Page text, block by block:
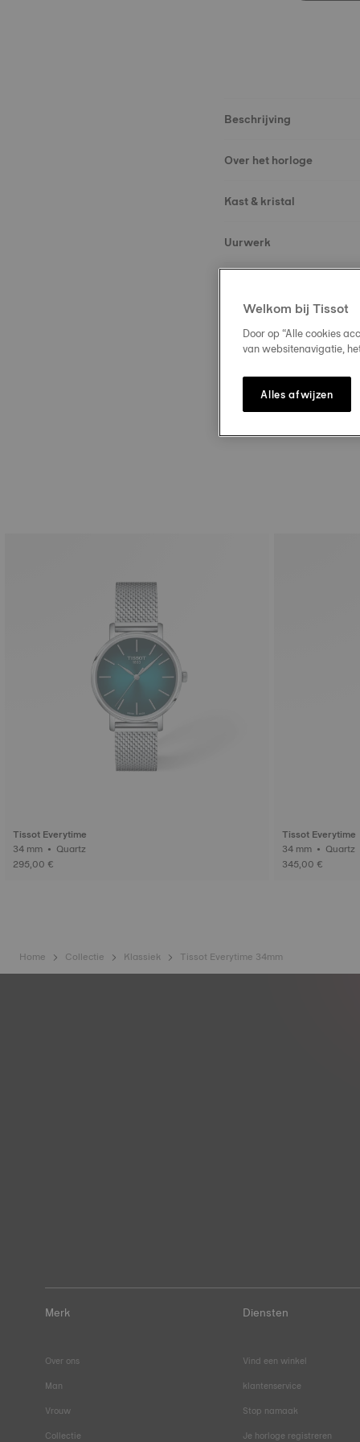
Beschrijving
Over het horloge
Kast & kristal
Uurwerk
Band
Tissot Everytime
34 mm • Quartz
295,00 €
Tissot Everytime
34 mm • Quartz
345,00 €
Home Collectie Klassiek Tissot Everytime 34mm
Merk
Over ons
Man
Vrouw
Collectie
Diensten
Vind een winkel
klantenservice
Stop namaak
Je horloge registreren
Welkom bij Tissot
Door op “Alle cookies
van websitenavigatie,
Alles afwijzen